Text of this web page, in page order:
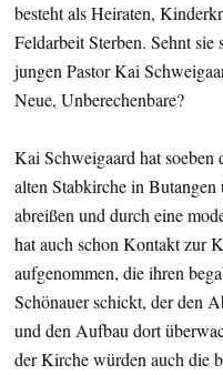
besteht als Heiraten,
Feldarbeit Sterben. Sehnt
jungen Pastor Kai
Neue, Unberechenbare?
Kai Schweigaard hat
alten Stabkirche in
abreißen und durch eine
hat auch schon Kontakt zur
aufgenommen, die ihren
Schönauer schickt, der den
und den Aufbau dort
der Kirche würden auch die